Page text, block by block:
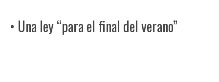
• Una ley “para el final del verano”